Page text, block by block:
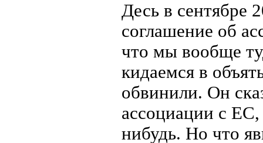
Десь в сентябре
соглашение об
что мы вообще
кидаемся в
обвинили. Он
ассоциации с ЕС,
нибудь. Но что